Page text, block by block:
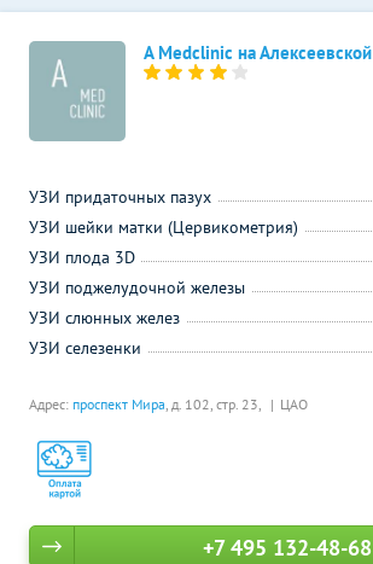
A Medclinic на Алексеевской
Адрес: проспект Мира, д. 102, стр. 23, ЦАО
УЗИ придаточных пазух
УЗИ шейки матки (Цервикометрия)
УЗИ плода 3D
УЗИ поджелудочной железы
УЗИ слюнных желез
УЗИ селезенки
+7 495 132-48-68